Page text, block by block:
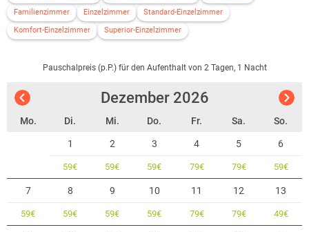
Familienzimmer
Einzelzimmer
Standard-Einzelzimmer
Komfort-Einzelzimmer
Superior-Einzelzimmer
Pauschalpreis (p.P.) für den Aufenthalt von 2 Tagen, 1 Nacht
Dezember 2026
Mo. Di. Mi. Do. Fr. Sa. So.
1
59€
2
59€
3
59€
4
79€
5
79€
6
59€
7
59€
8
59€
9
59€
10
59€
11
79€
12
79€
13
49€